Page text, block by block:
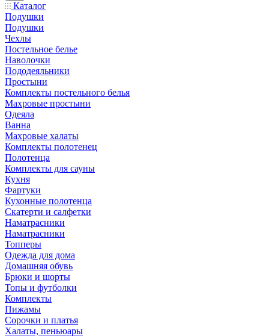
Каталог
Подушки
Подушки
Чехлы
Постельное белье
Наволочки
Пододеяльники
Простыни
Комплекты постельного белья
Махровые простыни
Одеяла
Ванна
Махровые халаты
Комплекты полотенец
Полотенца
Комплекты для сауны
Кухня
Фартуки
Кухонные полотенца
Скатерти и салфетки
Наматрасники
Наматрасники
Топперы
Одежда для дома
Домашняя обувь
Брюки и шорты
Топы и футболки
Комплекты
Пижамы
Сорочки и платья
Халаты, пеньюары